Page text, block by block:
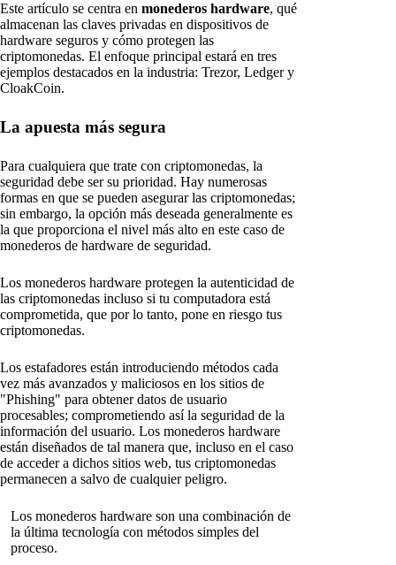
Este artículo se centra en monederos hardware, qué
almacenan las claves privadas en dispositivos de
hardware seguros y cómo protegen las
criptomonedas. El enfoque principal estará en tres
ejemplos destacados en la industria: Trezor, Ledger y
CloakCoin.
La apuesta más segura
Para cualquiera que trate con criptomonedas, la
seguridad debe ser su prioridad. Hay numerosas
formas en que se pueden asegurar las criptomonedas;
sin embargo, la opción más deseada generalmente es
la que proporciona el nivel más alto en este caso de
monederos de hardware de seguridad.
Los monederos hardware protegen la autenticidad de
las criptomonedas incluso si tu computadora está
comprometida, que por lo tanto, pone en riesgo tus
criptomonedas.
Los estafadores están introduciendo métodos cada
vez más avanzados y maliciosos en los sitios de
"Phishing" para obtener datos de usuario
procesables; comprometiendo así la seguridad de la
información del usuario. Los monederos hardware
están diseñados de tal manera que, incluso en el caso
de acceder a dichos sitios web, tus criptomonedas
permanecen a salvo de cualquier peligro.
Los monederos hardware son una combinación de
la última tecnología con métodos simples del
proceso.